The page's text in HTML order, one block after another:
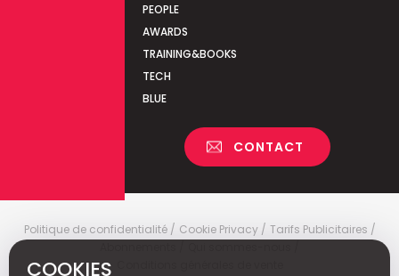
PEOPLE
AWARDS
TRAINING&BOOKS
TECH
BLUE
CONTACT
Politique de confidentialité Cookie Privacy
Tarifs Publicitaires
COOKIES